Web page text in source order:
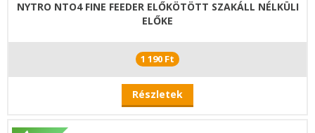
NYTRO NTO4 FINE FEEDER ELŐKÖTÖTT SZAKÁLL NÉLKÜLI
ELŐKE
1 190 Ft
Részletek